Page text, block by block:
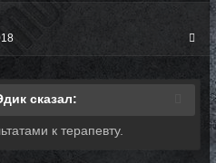
сказал:
к терапевту.